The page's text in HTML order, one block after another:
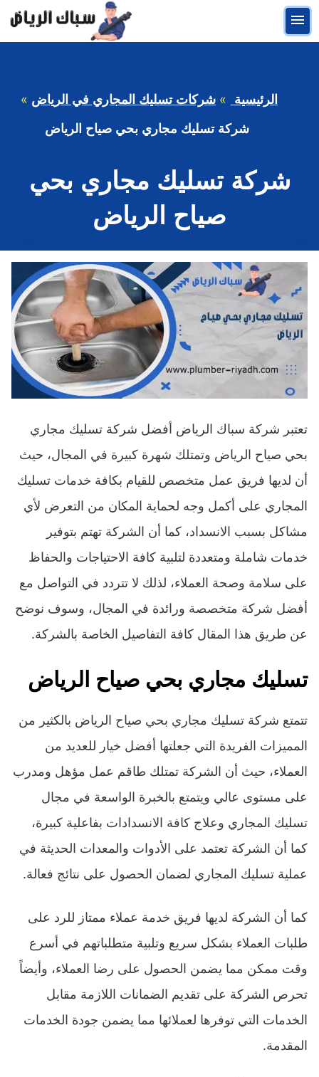
التجاوز
إلى القائمة
الرئيسية شركات تسليك المجاري في الرياض
شركة تسليك مجاري بحي صياح الرياض
شركة تسليك مجاري بحي
صياح الرياض
تعتبر شركة سباك الرياض أفضل شركة تسليك مجاري
بحي صياح الرياض وتمتلك شهرة كبيرة في المجال، حيث
أن لديها فريق عمل متخصص للقيام بكافة خدمات تسليك
المجاري على أكمل وجه لحماية المكان من التعرض لأي
مشاكل بسبب الانسداد، كما أن الشركة تهتم بتوفير
خدمات شاملة ومتعددة لتلبية كافة الاحتياجات والحفاظ
على سلامة وصحة العملاء، لذلك لا تتردد في التواصل مع
أفضل شركة متخصصة ورائدة في المجال، وسوف نوضح
عن طريق هذا المقال كافة التفاصيل الخاصة بالشركة.
تسليك مجاري بحي صياح الرياض
تتمتع شركة تسليك مجاري بحي صياح الرياض بالكثير من
المميزات الفريدة التي جعلتها أفضل خيار للعديد من
العملاء، حيث أن الشركة تمتلك طاقم عمل مؤهل ومدرب
على مستوى عالي ويتمتع بالخبرة الواسعة في مجال
تسليك المجاري وعلاج كافة الانسدادات بفاعلية كبيرة،
كما أن الشركة تعتمد على الأدوات والمعدات الحديثة في
عملية تسليك المجاري لضمان الحصول على نتائج فعالة.
كما أن الشركة لديها فريق خدمة عملاء ممتاز للرد على
طلبات العملاء بشكل سريع وتلبية متطلباتهم في أسرع
وقت ممكن مما يضمن الحصول على رضا العملاء، وأيضاً
تحرص الشركة على تقديم الضمانات اللازمة مقابل
الخدمات التي توفرها لعملائها مما يضمن جودة الخدمات
المقدمة.